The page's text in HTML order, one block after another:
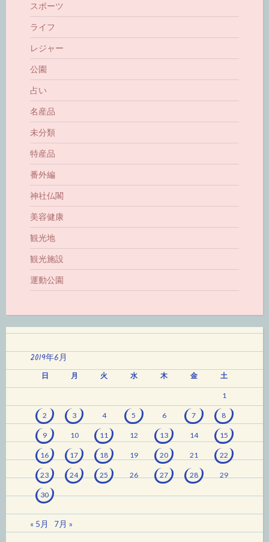
スポーツ
ライフ
レジャー
公園
占い
名産品
未分類
特産品
番外編
神社仏閣
美容健康
観光地
観光施設
運動公園
2019年6月
日 月 火 水 木 金 土
1
2 3 4 5 6 7 8
9 10 11 12 13 14 15
16 17 18 19 20 21 22
23 24 25 26 27 28 29
30
« 5月 7月 »